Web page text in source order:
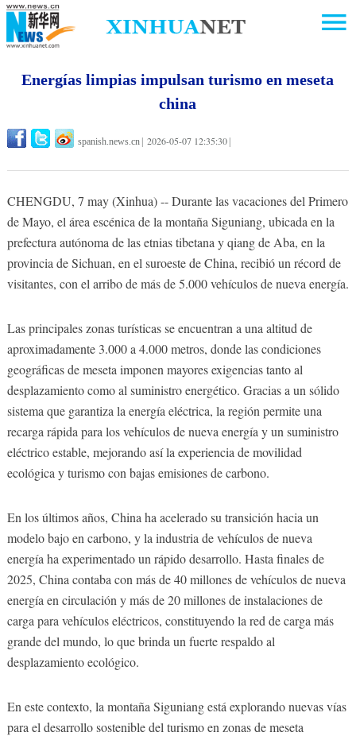
Energías limpias impulsan turismo en meseta
china
spanish.news.cn 2026-05-07 12:35:30
CHENGDU, 7 may (Xinhua) -- Durante las vacaciones del Primero
de Mayo, el área escénica de la montaña Siguniang, ubicada en la
prefectura autónoma de las etnias tibetana y qiang de Aba, en la
provincia de Sichuan, en el suroeste de China, recibió un récord de
visitantes, con el arribo de más de 5.000 vehículos de nueva energía.
Las principales zonas turísticas se encuentran a una altitud de
aproximadamente 3.000 a 4.000 metros, donde las condiciones
geográficas de meseta imponen mayores exigencias tanto al
desplazamiento como al suministro energético. Gracias a un sólido
sistema que garantiza la energía eléctrica, la región permite una
recarga rápida para los vehículos de nueva energía y un suministro
eléctrico estable, mejorando así la experiencia de movilidad
ecológica y turismo con bajas emisiones de carbono.
En los últimos años, China ha acelerado su transición hacia un
modelo bajo en carbono, y la industria de vehículos de nueva
energía ha experimentado un rápido desarrollo. Hasta finales de
2025, China contaba con más de 40 millones de vehículos de nueva
energía en circulación y más de 20 millones de instalaciones de
carga para vehículos eléctricos, constituyendo la red de carga más
grande del mundo, lo que brinda un fuerte respaldo al
desplazamiento ecológico.
En este contexto, la montaña Siguniang está explorando nuevas vías
para el desarrollo sostenible del turismo en zonas de meseta